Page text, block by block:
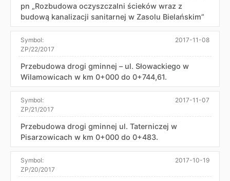
pn „Rozbudowa oczyszczalni ścieków wraz z
budową kanalizacji sanitarnej w Zasolu Bielańskim”
Symbol:
ZP/22/2017
2017-11-08
Przebudowa drogi gminnej – ul. Słowackiego w
Wilamowicach w km 0+000 do 0+744,61.
Symbol:
ZP/21/2017
2017-11-07
Przebudowa drogi gminnej ul. Taterniczej w
Pisarzowicach w km 0+000 do 0+483.
Symbol:
ZP/20/2017
2017-10-19